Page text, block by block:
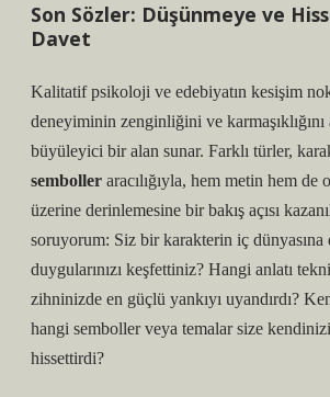
Son Sözler: Düşünmeye ve
Davet
Kalitatif psikoloji ve edebiyatın kesişim
deneyiminin zenginliğini ve
büyüleyici bir alan sunar. Farklı türler,
semboller aracılığıyla, hem metin hem
üzerine derinlemesine bir bakış açısı
soruyorum: Siz bir karakterin iç dünyasına
duygularınızı keşfettiniz? Hangi anlatı
zihninizde en güçlü yankıyı uyandırdı?
hangi semboller veya temalar size
hissettirdi?